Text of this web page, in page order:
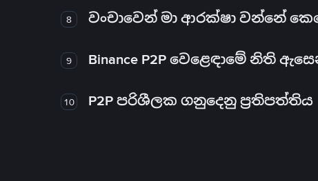
8 වංචාවෙන් මා ආරක්ෂා වන්නේ කෙසේ
9 Binance P2P වෙළෙඳාමේ නිති
10 P2P පරිශීලක ගනුදෙනු ප්‍රතිපත්තිය